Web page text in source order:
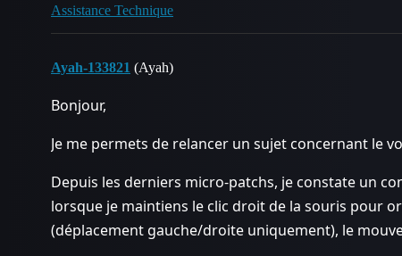
Assistance Technique
Ayah-133821 (Ayah)
Bonjour,
Je me permets de relancer un sujet concernant le
Depuis les derniers micro-patchs, je constate un
lorsque je maintiens le clic droit de la souris pour
(déplacement gauche/droite uniquement), le